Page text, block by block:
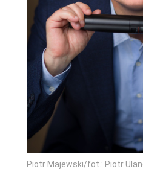
Piotr Majewski/fot.: Piotr